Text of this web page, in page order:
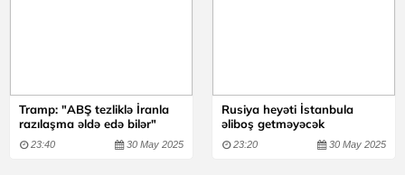
Tramp: "ABŞ tezliklə İranla
razılaşma əldə edə bilər"
23:40 30 May 2025
Rusiya heyəti İstanbula
əliboş getməyəcək
23:20 30 May 2025